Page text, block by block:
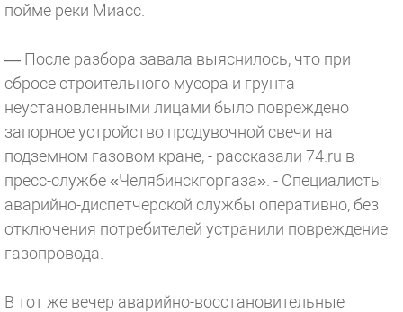
пойме реки Миасс.
— После разбора завала выяснилось, что при
сбросе строительного мусора и грунта
неустановленными лицами было повреждено
запорное устройство продувочной свечи на
подземном газовом кране, - рассказали 74.ru в
пресс-службе «Челябинскгоргаза». - Специалисты
аварийно-диспетчерской службы оперативно, без
отключения потребителей устранили повреждение
газопровода.
В тот же вечер аварийно-восстановительные